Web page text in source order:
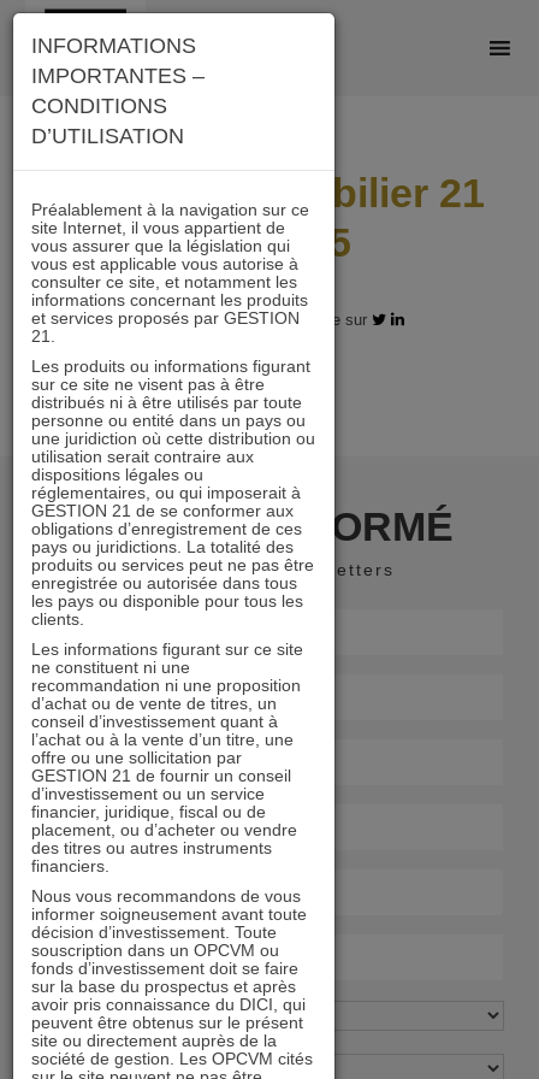
Skip
content
Rapport Immobilier 21
BD 2015
21.11.2017 - Partagez l'article sur
RESTER INFORMÉ
Recevoir nos newsletters
INFORMATIONS
IMPORTANTES –
CONDITIONS
D’UTILISATION
Préalablement à la navigation sur ce
site Internet, il vous appartient de
vous assurer que la législation qui
vous est applicable vous autorise à
consulter ce site, et notamment les
informations concernant les produits
et services proposés par GESTION
21.
Les produits ou informations figurant
sur ce site ne visent pas à être
distribués ni à être utilisés par toute
personne ou entité dans un pays ou
une juridiction où cette distribution ou
utilisation serait contraire aux
dispositions légales ou
réglementaires, ou qui imposerait à
GESTION 21 de se conformer aux
obligations d’enregistrement de ces
pays ou juridictions. La totalité des
produits ou services peut ne pas être
enregistrée ou autorisée dans tous
les pays ou disponible pour tous les
clients.
Les informations figurant sur ce site
ne constituent ni une
recommandation ni une proposition
d’achat ou de vente de titres, un
conseil d’investissement quant à
l’achat ou à la vente d’un titre, une
offre ou une sollicitation par
GESTION 21 de fournir un conseil
d’investissement ou un service
financier, juridique, fiscal ou de
placement, ou d’acheter ou vendre
des titres ou autres instruments
financiers.
Nous vous recommandons de vous
informer soigneusement avant toute
décision d’investissement. Toute
souscription dans un OPCVM ou
fonds d’investissement doit se faire
sur la base du prospectus et après
avoir pris connaissance du DICI, qui
peuvent être obtenus sur le présent
site ou directement auprès de la
société de gestion. Les OPCVM cités